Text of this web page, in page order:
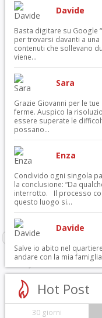
Davide
Basta digitare su Google
per trovarsi davanti a
contenuti che sollevano
viene...
Sara
Grazie Giovanni per le
ferme. Auspico la
essere superate le
possano...
Enza
Condivido ogni singola
la conclusione: “Da
interrotto. Il processo
questo luogo si...
Davide
Salve io abito nel
andare con la mia
Hot Post
30 giorni